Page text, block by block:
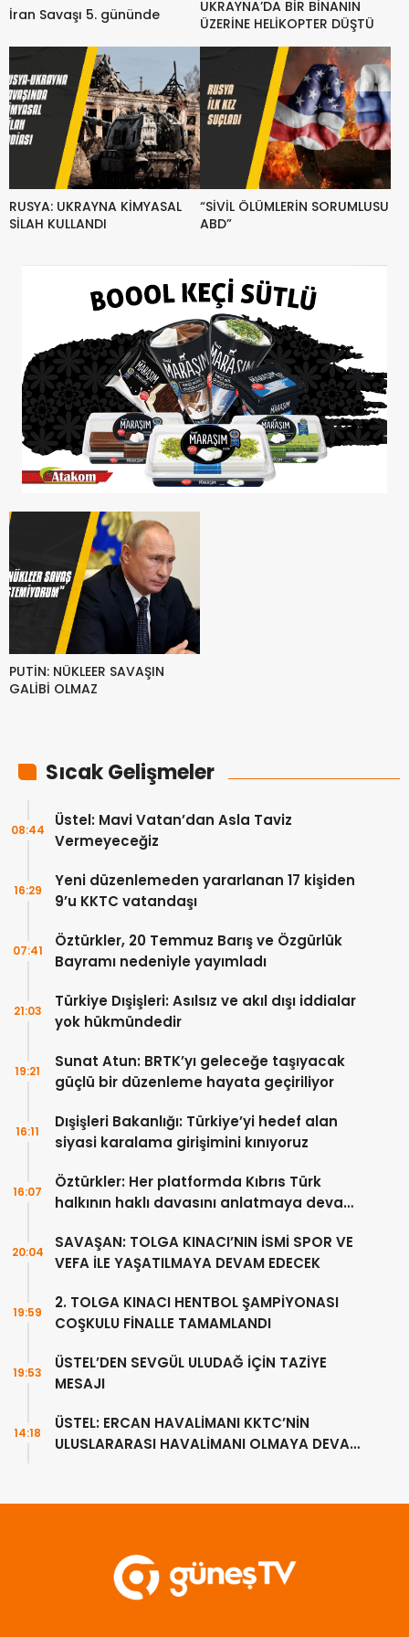
İran Savaşı 5. gününde
UKRAYNA’DA BİR BİNANIN
ÜZERİNE HELİKOPTER DÜŞTÜ
RUSYA: UKRAYNA KİMYASAL
SİLAH KULLANDI
“SİVİL ÖLÜMLERİN SORUMLUSU
ABD”
PUTİN: NÜKLEER SAVAŞIN
GALİBİ OLMAZ
Sıcak Gelişmeler
Üstel: Mavi Vatan’dan Asla Taviz
Vermeyeceğiz
08:44
Yeni düzenlemeden yararlanan 17 kişiden
9’u KKTC vatandaşı
16:29
Öztürkler, 20 Temmuz Barış ve Özgürlük
Bayramı nedeniyle yayımladı
07:41
Türkiye Dışişleri: Asılsız ve akıl dışı iddialar
yok hükmündedir
21:03
Sunat Atun: BRTK’yı geleceğe taşıyacak
güçlü bir düzenleme hayata geçiriliyor
19:21
Dışişleri Bakanlığı: Türkiye’yi hedef alan
siyasi karalama girişimini kınıyoruz
16:11
Öztürkler: Her platformda Kıbrıs Türk
halkının haklı davasını anlatmaya devam
16:07
SAVAŞAN: TOLGA KINACI’NIN İSMİ SPOR VE
VEFA İLE YAŞATILMAYA DEVAM EDECEK
20:04
2. TOLGA KINACI HENTBOL ŞAMPİYONASI
COŞKULU FİNALLE TAMAMLANDI
19:59
ÜSTEL’DEN SEVGÜL ULUDAĞ İÇİN TAZİYE
MESAJI
19:53
ÜSTEL: ERCAN HAVALİMANI KKTC’NİN
ULUSLARARASI HAVALİMANI OLMAYA DEVAM
14:18